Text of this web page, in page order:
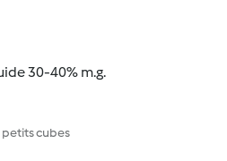
30-40% m.g.
petits cubes